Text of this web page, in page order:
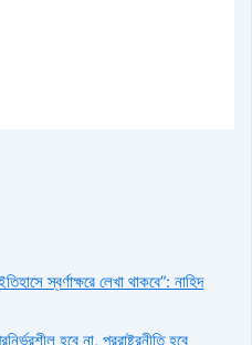
স্বর্ণাক্ষরে লেখা থাকবে”: নাহিদ
হবে না, পররাষ্ট্রনীতি হবে